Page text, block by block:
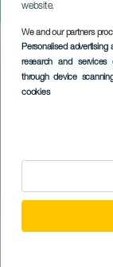
website.
We and our partners
Personalised
research and services
through device
cookies
de Guía
Imagen
Listado
February 2027